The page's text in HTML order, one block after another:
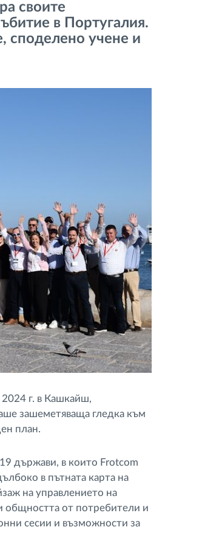
своите
в Португалия.
споделено учене и
г. в Кашкайш,
зашеметяваща гледка към
план.
държави, в които Frotcom
в пътната карта на
на управлението на
общността от потребители и
сесии и възможности за